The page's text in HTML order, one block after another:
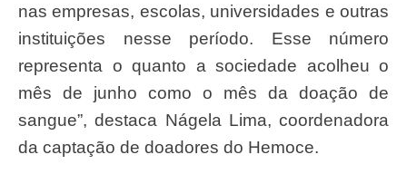
nas empresas, escolas, universidades e outras
instituições nesse período. Esse número
representa o quanto a sociedade acolheu o
mês de junho como o mês da doação de
sangue”, destaca Nágela Lima, coordenadora
da captação de doadores do Hemoce.